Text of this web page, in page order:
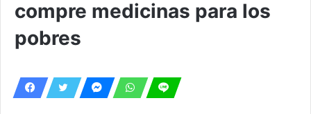
compre medicinas para los
pobres